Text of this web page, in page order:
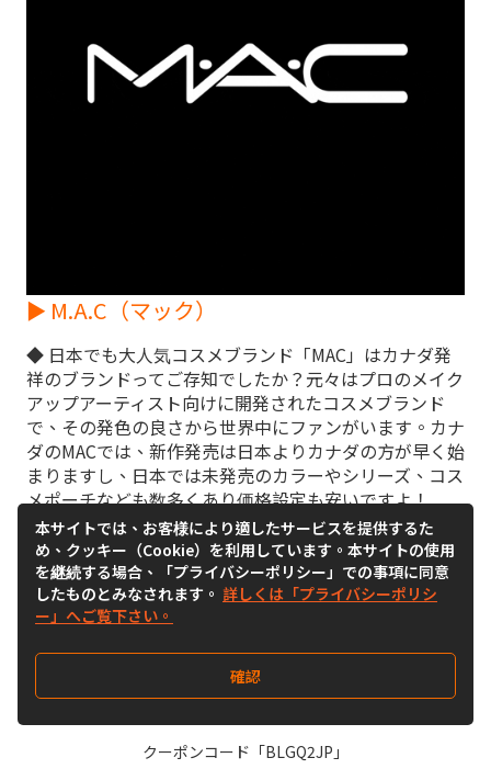
► M.A.C（マック）
◆ 日本でも大人気コスメブランド「MAC」はカナダ発
祥のブランドってご存知でしたか？元々はプロのメイク
アップアーティスト向けに開発されたコスメブランド
で、その発色の良さから世界中にファンがいます。カナ
ダのMACでは、新作発売は日本よりカナダの方が早く始
まりますし、日本では未発売のカラーやシリーズ、コス
メポーチなども数多くあり価格設定も安いですよ！
🌟セールでファンデーションが１０％ OFF！
🛒公式サイトへ☞クリック
今なら誰でも使える500円OFFクーポン配布中！
クーポンコード「BLGQ2JP」
本サイトでは、お客様により適したサービスを提供するた
め、クッキー（Cookie）を利用しています。本サイトの使用
を継続する場合、「プライバシーポリシー」での事項に同意
したものとみなされます。 詳しくは「プライバシーポリシ
ー」へご覧下さい。
確認